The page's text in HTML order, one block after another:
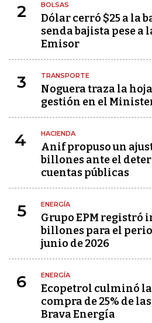
2 BOLSAS
Dólar cerró $25 a la
senda bajista pese a
Emisor
3 TRANSPORTE
Noguera traza la
gestión en el
4 HACIENDA
Anif propuso un
billones ante el
cuentas públicas
5 ENERGÍA
Grupo EPM registró
billones para el
junio de 2026
6 ENERGÍA
Ecopetrol culminó la
compra de 25% de
Brava Energía